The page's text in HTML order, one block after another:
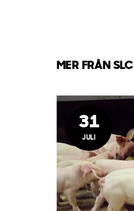
MER FRÅN SLC
31
JULI